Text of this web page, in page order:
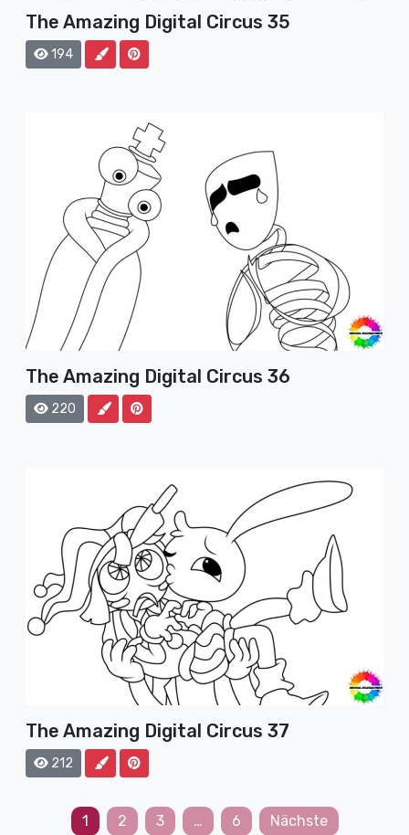
The Amazing Digital Circus 35
194
The Amazing Digital Circus 36
220
The Amazing Digital Circus 37
212
Seitennummerierung
1 2 3 … 6 Nächste